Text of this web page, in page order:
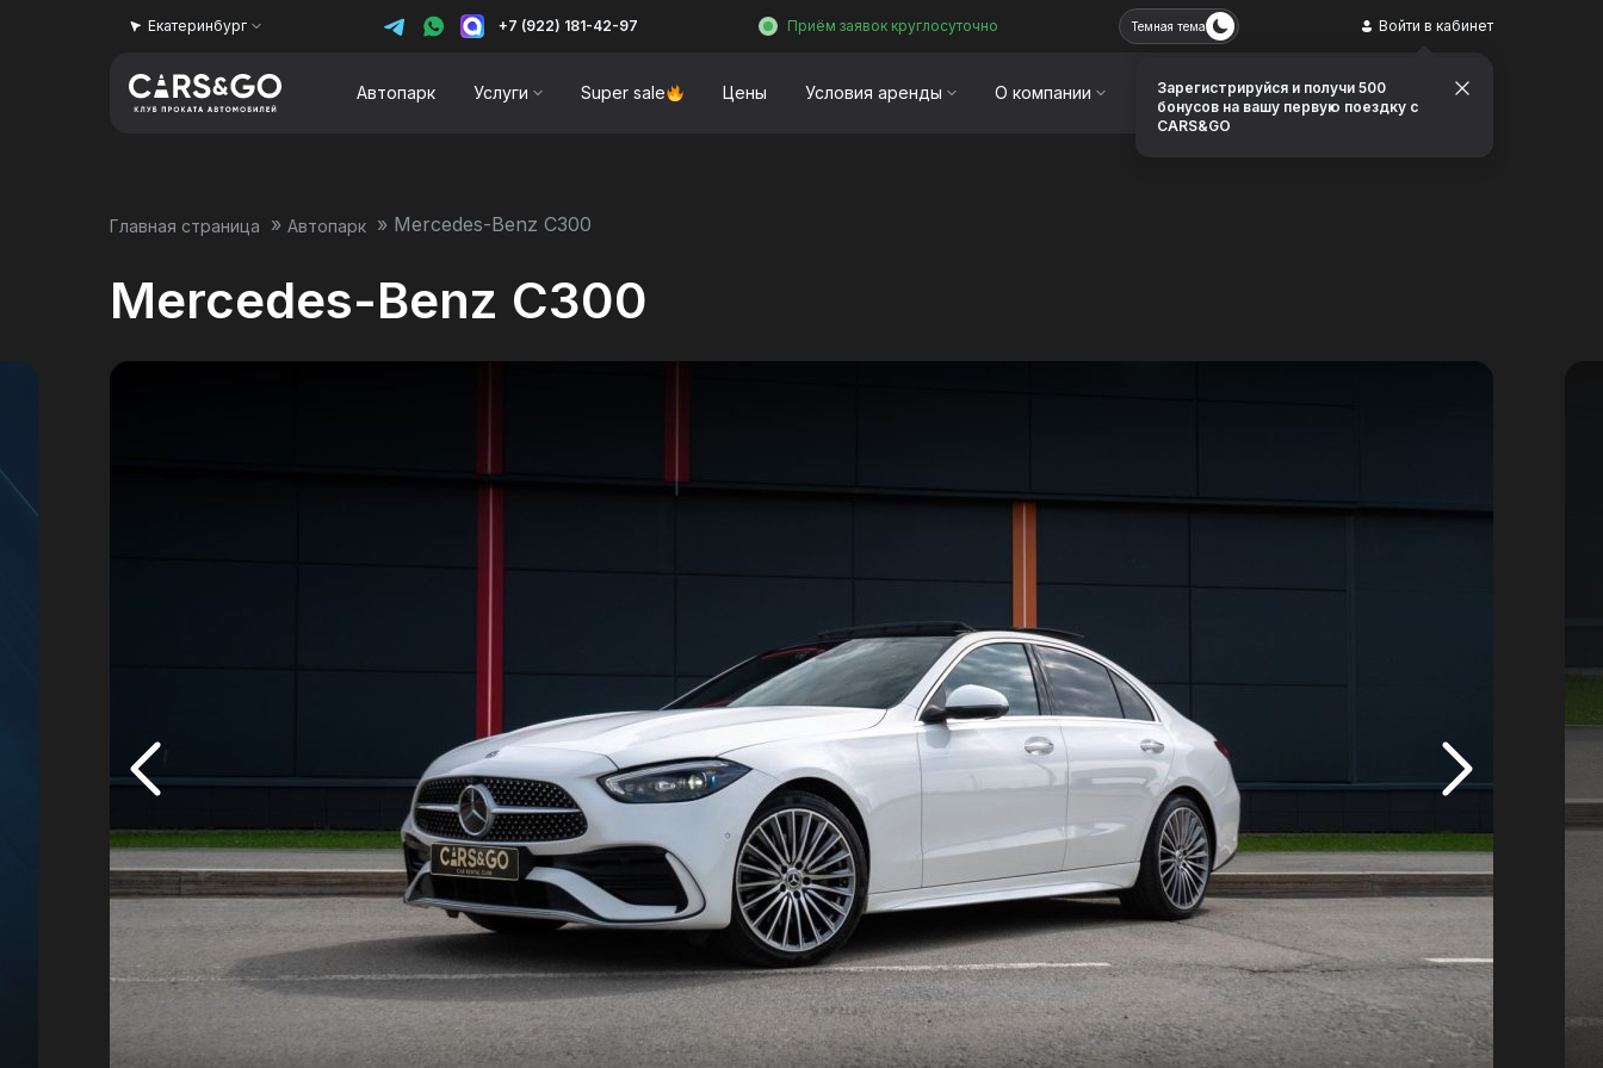
Автопарк Услуги Super sale Цены Условия аренды О компании Контакты Заказать звонок
Екатеринбург +7 (922) 181-42-97 Приём заявок круглосуточно Темная тема Войти в кабинет
Главная страница » Автопарк » Mercedes-Benz C300
Mercedes-Benz C300
Зарегистрируйся и получи 500
бонусов на вашу первую поездку с
CARS&GO